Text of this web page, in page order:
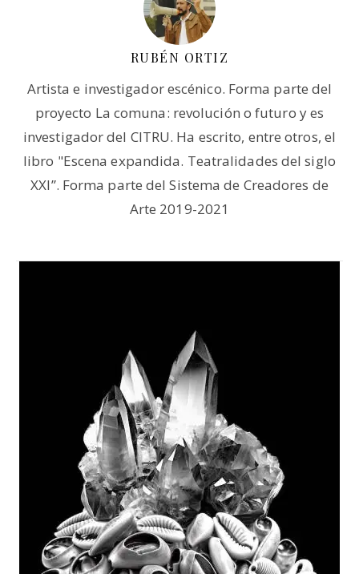
RUBÉN ORTIZ
Artista e investigador escénico. Forma parte del
proyecto La comuna: revolución o futuro y es
investigador del CITRU. Ha escrito, entre otros, el
libro "Escena expandida. Teatralidades del siglo
XXI”. Forma parte del Sistema de Creadores de
Arte 2019-2021